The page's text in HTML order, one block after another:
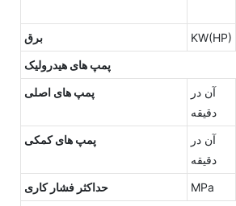
برق
KW(HP)
پمپ های هیدرولیک
پمپ های اصلی
آن در
دقیقه
پمپ های کمکی
آن در
دقیقه
حداکثر فشار کاری MPa